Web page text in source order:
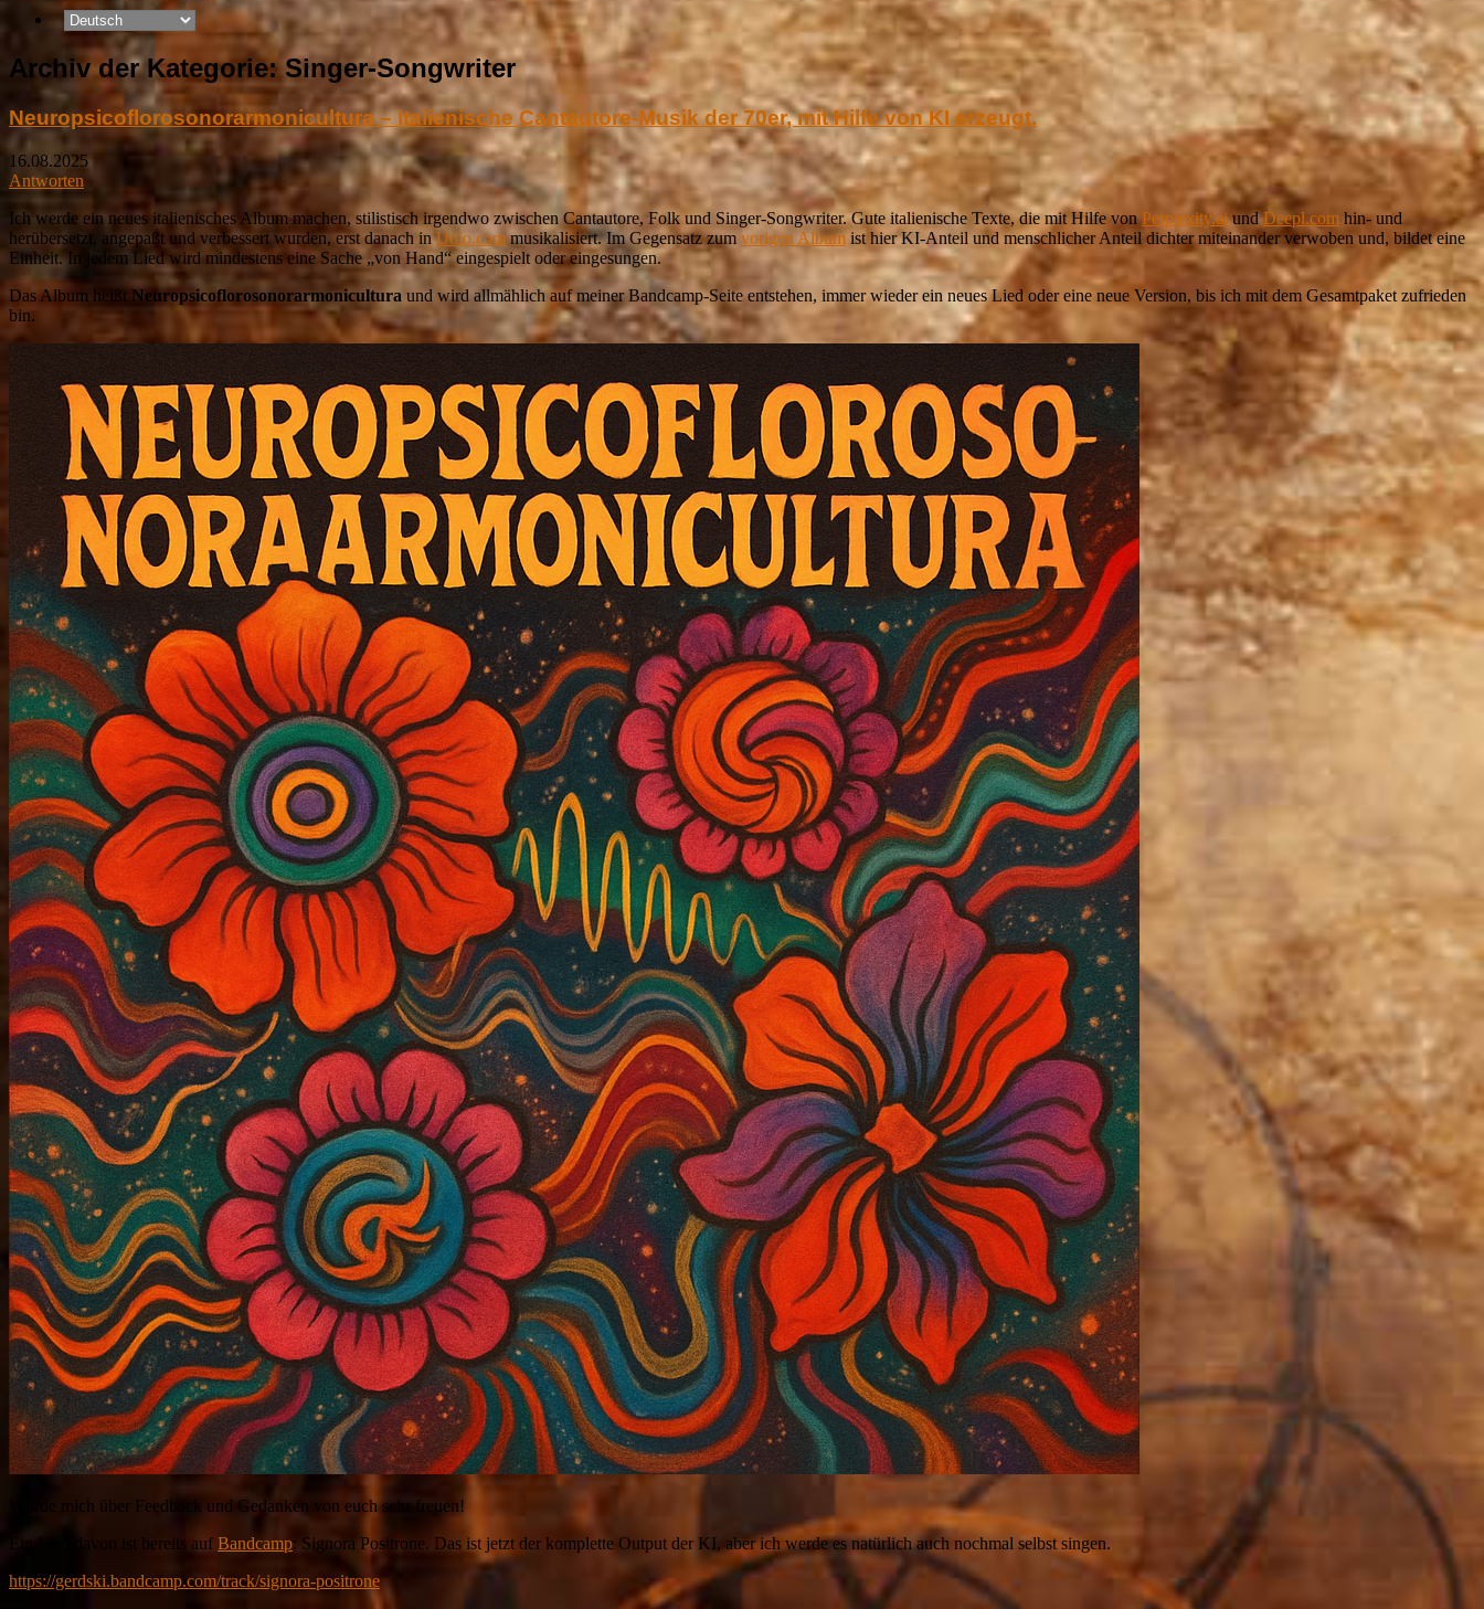
Archiv der Kategorie:Singer-Songwriter
Neuropsicoflorosonorarmonicultura – Italienische Cantautore-Musik der 70er, mit Hilfe von KI erzeugt.
16.08.2025
Antworten
Ich werde ein neues italienisches Album machen, stilistisch irgendwo zwischen Cantautore, Folk und Singer-Songwriter. Gute italienische Texte, die mit Hilfe vonPerplexity.aiundDeepl.com hin- und
herübersetzt, angepaßt und verbessert wurden, erst danach inUdio.commusikalisiert. Im Gegensatz zum vorigen Album ist hier KI-Anteil und menschlicher Anteil dichter miteinander verwoben und, bildet eine
Einheit. In jedem Lied wird mindestens eine Sache „von Hand“ eingespielt oder eingesungen.
Das Album heißt Neuropsicoflorosonorarmonicultura und wird allmählich auf meiner Bandcamp-Seite entstehen, immer wieder ein neues Lied oder eine neue Version, bis ich mit dem Gesamtpaket zufrieden
bin.
Würde mich über Feedback und Gedanken von euch sehr freuen!
Ein Lied davon ist bereits aufBandcamp: Signora Positrone. Das ist jetzt der komplette Output der KI, aber ich werde es natürlich auch nochmal selbst singen.
https://gerdski.bandcamp.com/track/signora-positrone